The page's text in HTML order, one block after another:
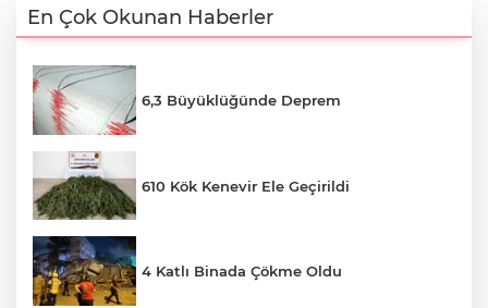
En Çok Okunan Haberler
6,3 Büyüklüğünde Deprem
610 Kök Kenevir Ele Geçirildi
4 Katlı Binada Çökme Oldu